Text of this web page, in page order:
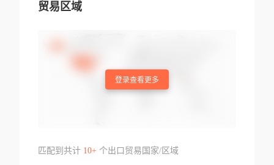
贸易区域
登录查看更多
匹配到共计 10+个出口贸易国家/区域